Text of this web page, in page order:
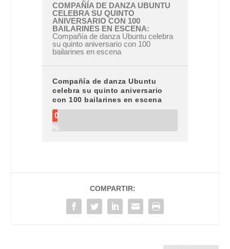
COMPAÑÍA DE DANZA UBUNTU
CELEBRA SU QUINTO
ANIVERSARIO CON 100
BAILARINES EN ESCENA
Compañía de danza Ubuntu celebra
su quinto aniversario con 100
bailarines en escena
Compañía de danza Ubuntu
celebra su quinto aniversario
con 100 bailarines en escena
0
%
COMPARTIR: